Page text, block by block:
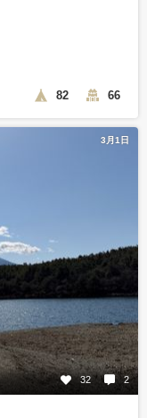
82 66
3月1日
32 2